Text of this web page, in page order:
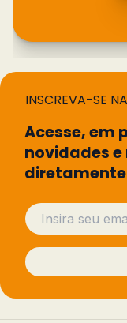
INSCREVA-SE
Acesse, em
novidades